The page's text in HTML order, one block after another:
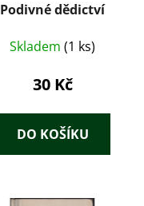
Podivné dědictví
Skladem (1 ks)
30 Kč
DO KOŠÍKU